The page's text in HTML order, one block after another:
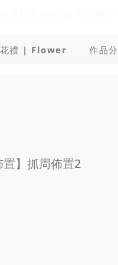
禮 | Flower 作品
】抓周佈置2